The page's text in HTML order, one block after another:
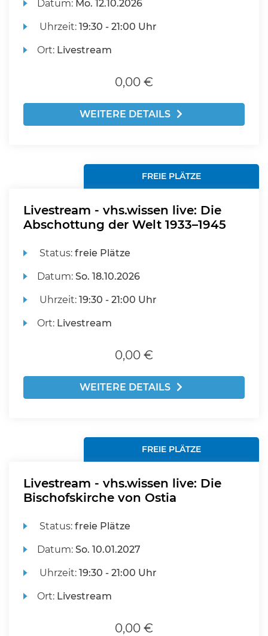
Datum: Mo. 12.10.2026
Uhrzeit:19:30 - 21:00 Uhr
Ort: Livestream
0,00 €
WEITERE DETAILS
FREIE PLÄTZE
Livestream - vhs.wissen live: Die
Abschottung der Welt 1933–1945
Status:freie Plätze
Datum:So. 18.10.2026
Uhrzeit:19:30 - 21:00 Uhr
Ort: Livestream
0,00 €
WEITERE DETAILS
FREIE PLÄTZE
Livestream - vhs.wissen live: Die
Bischofskirche von Ostia
Status:freie Plätze
Datum:So. 10.01.2027
Uhrzeit:19:30 - 21:00 Uhr
Ort: Livestream
0,00 €